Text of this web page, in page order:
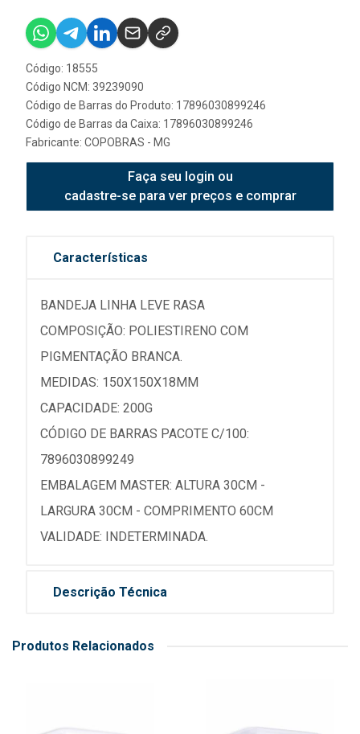
Código: 18555
Código NCM: 39239090
Código de Barras do Produto: 17896030899246
Código de Barras da Caixa: 17896030899246
Fabricante: COPOBRAS - MG
Faça seu login ou
cadastre-se para ver preços e comprar
Características
BANDEJA LINHA LEVE RASA
COMPOSIÇÃO: POLIESTIRENO COM
PIGMENTAÇÃO BRANCA.
MEDIDAS: 150X150X18MM
CAPACIDADE: 200G
CÓDIGO DE BARRAS PACOTE C/100:
7896030899249
EMBALAGEM MASTER: ALTURA 30CM -
LARGURA 30CM - COMPRIMENTO 60CM
VALIDADE: INDETERMINADA.
Descrição Técnica
Produtos Relacionados